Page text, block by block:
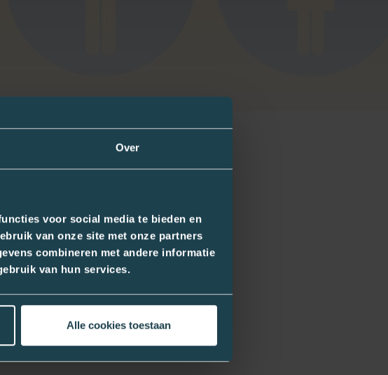
Over
voor social media te bieden en
van onze site met onze partners
combineren met andere informatie
van hun services.
Alle cookies toestaan